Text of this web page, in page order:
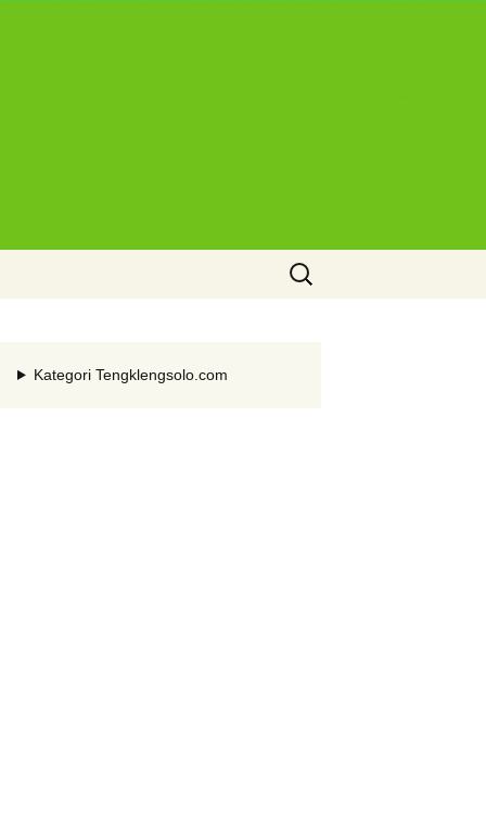
Cari
untuk:
Kategori Tengklengsolo.com